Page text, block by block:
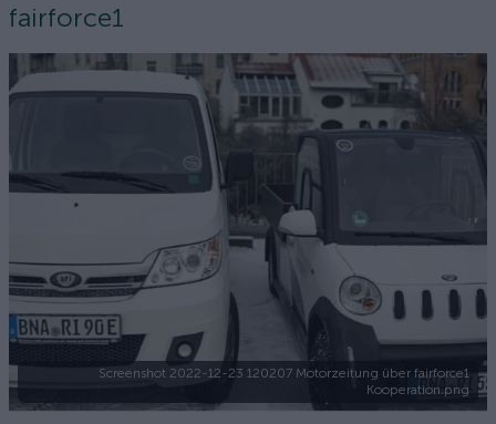
fairforce1
Screenshot 2022-12-23 120207 Motorzeitung über fairforce1
Kooperation.png